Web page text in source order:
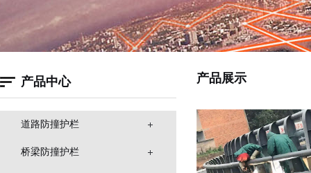
产品中心
道路防撞护栏
桥梁防撞护栏
产品展示